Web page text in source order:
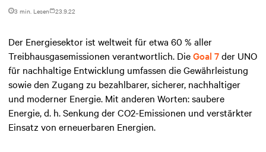
3 min. Lesen 23.9.22
Der Energiesektor ist weltweit für etwa 60 % aller
Treibhausgasemissionen verantwortlich. DieGoal 7der UNO
für nachhaltige Entwicklung umfassen die Gewährleistung
sowie den Zugang zu bezahlbarer, sicherer, nachhaltiger
und moderner Energie. Mit anderen Worten: saubere
Energie, d. h. Senkung der CO2-Emissionen und verstärkter
Einsatz von erneuerbaren Energien.